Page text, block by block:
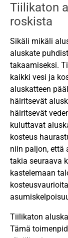
Tiilikaton
roskista
Sikäli mikäli
aluskate
takaamiseksi.
kaikki vesi ja
aluskatteen
häiritsevät
häiritsevät
kuluttavat
kosteus
niin paljon, että
takia seuraava
kastelemaan
Tiilikaton
Tämä